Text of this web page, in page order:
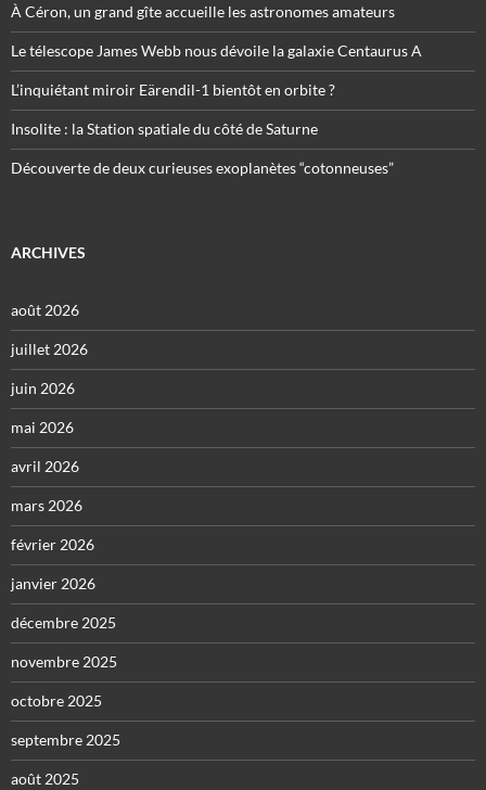
À Céron, un grand gîte accueille les astronomes amateurs
Le télescope James Webb nous dévoile la galaxie Centaurus A
L’inquiétant miroir Eärendil-1 bientôt en orbite ?
Insolite : la Station spatiale du côté de Saturne
Découverte de deux curieuses exoplanètes “cotonneuses”
ARCHIVES
août 2026
juillet 2026
juin 2026
mai 2026
avril 2026
mars 2026
février 2026
janvier 2026
décembre 2025
novembre 2025
octobre 2025
septembre 2025
août 2025